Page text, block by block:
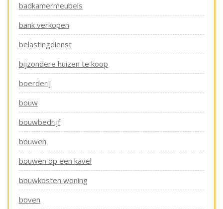
badkamermeubels
bank verkopen
belastingdienst
bijzondere huizen te koop
boerderij
bouw
bouwbedrijf
bouwen
bouwen op een kavel
bouwkosten woning
boven